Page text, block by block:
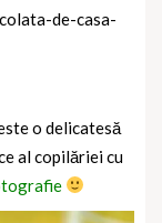
de-casa-
o delicatesă
al copilăriei cu